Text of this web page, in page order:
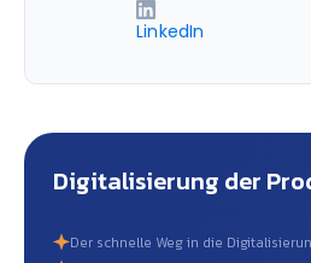
LinkedIn
Digitalisierung der
Der schnelle Weg in die